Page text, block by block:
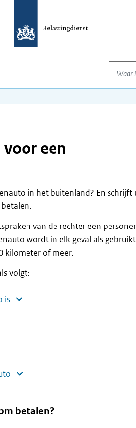
Waar
een
in het buitenland? En schrijft
van de rechter een
wordt in elk geval als gebruikt
kilometer of meer.
volgt:
is
betalen?